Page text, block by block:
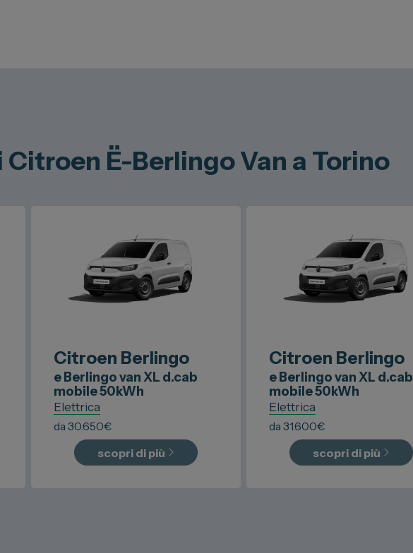
Ë-Berlingo Van a Torino
Citroen Berlingo
e Berlingo van XL d.cab
mobile 50kWh
Elettrica
da 30.650€
scopri di più
Citroen Berlingo
e Berlingo van XL d.cab
mobile 50kWh
Elettrica
da 31.600€
scopri di più